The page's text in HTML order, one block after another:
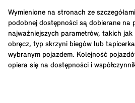
Wymienione na stronach ze
podobnej dostępności są dobierane na
najważniejszych parametrów, takich jak
obręcz, typ skrzyni biegów lub
wybranym pojazdem. Kolejność
opiera się na dostępności i